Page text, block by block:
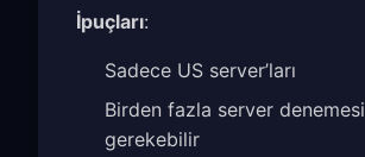
İpuçları:
Sadece US server’ları
Birden fazla server denemesi
gerekebilir